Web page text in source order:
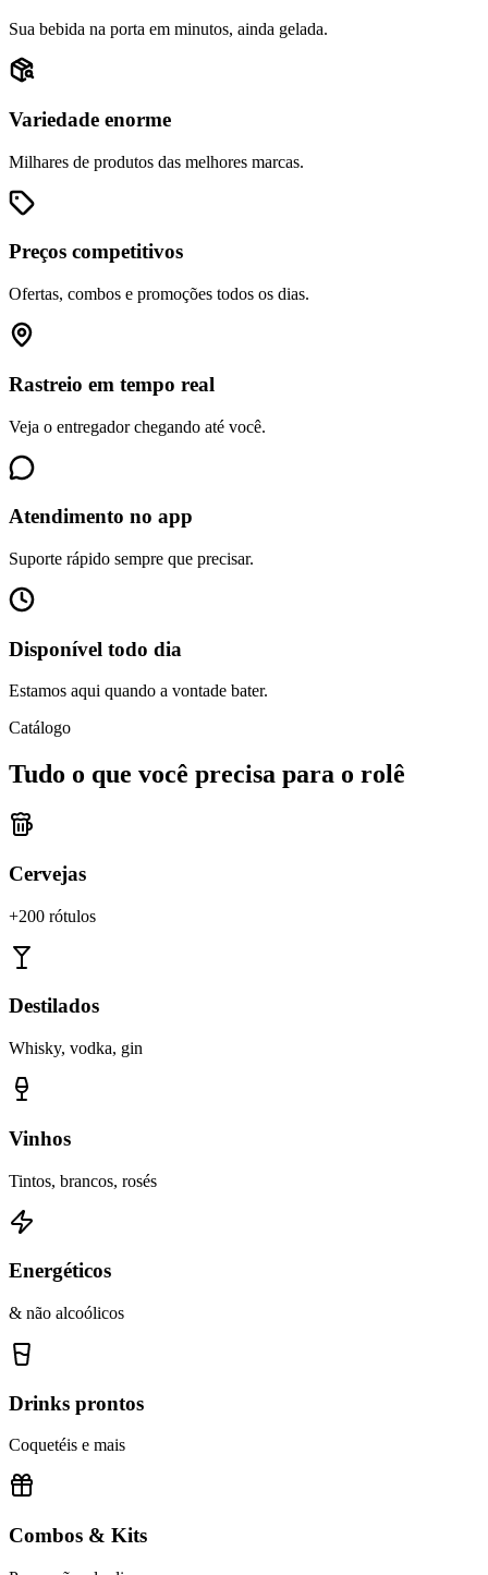
Sua bebida na porta em minutos, ainda gelada.
Variedade enorme
Milhares de produtos das melhores marcas.
Preços competitivos
Ofertas, combos e promoções todos os dias.
Rastreio em tempo real
Veja o entregador chegando até você.
Atendimento no app
Suporte rápido sempre que precisar.
Disponível todo dia
Estamos aqui quando a vontade bater.
Catálogo
Tudo o que você precisa para o rolê
Cervejas
+200 rótulos
Destilados
Whisky, vodka, gin
Vinhos
Tintos, brancos, rosés
Energéticos
& não alcoólicos
Drinks prontos
Coquetéis e mais
Combos & Kits